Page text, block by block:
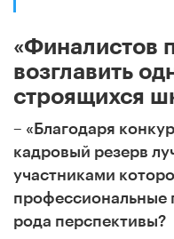
«Финалистов
возглавить
строящихся
– «Благодаря
кадровый резерв
участниками
профессиональные
рода перспективы?